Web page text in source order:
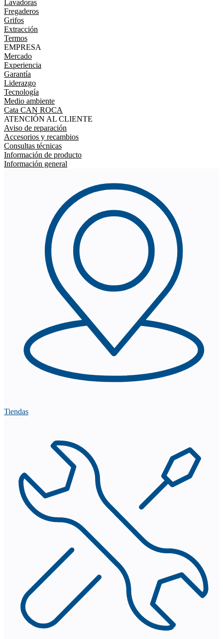
Lavadoras
Fregaderos
Grifos
Extracción
Termos
EMPRESA
Mercado
Experiencia
Garantía
Liderazgo
Tecnología
Medio ambiente
Cata CAN ROCA
ATENCIÓN AL CLIENTE
Aviso de reparación
Accesorios y recambios
Consultas técnicas
Información de producto
Información general
Tiendas